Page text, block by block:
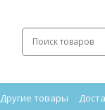
Другие товары